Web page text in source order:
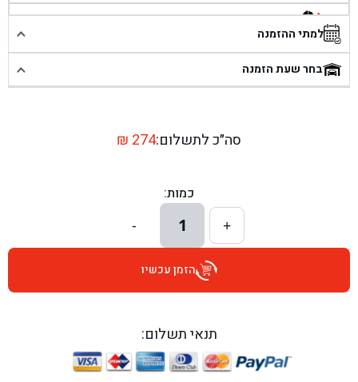
בן גל - פוריידיס, כניסה צפונית מול כביש 4 - פרדיס
בן גל - שכונת אזור תעשייה זעירה, עיילבון - עיילבון
בן גל - דרך השבעה 20, אזור - אזור
בן גל - הרצל 6, גדרה - גדרה
בן גל - שדרות דוד בן גוריון 8, באר שבע - באר שבע
בן גל - היובלים 26, הוד השרון - הוד השרון
למתי ההזמנה
בחר שעת הזמנה
סה״כ לתשלום: ₪ 274
כמות:
+
1
-
הזמן עכשיו
תנאי תשלום: